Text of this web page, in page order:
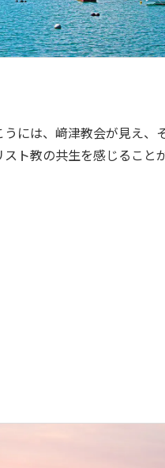
には、﨑津教会が見え、
ト教の共生を感じること